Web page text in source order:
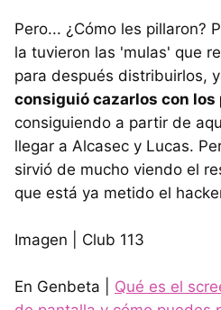
Pero... ¿Cómo les pillaron?
la tuvieron las 'mulas' que
para después distribuirlos,
consiguió cazarlos con los
consiguiendo a partir de
llegar a Alcasec y Lucas.
sirvió de mucho viendo el
que está ya metido el
Imagen | Club 113
En Genbeta | Qué es el